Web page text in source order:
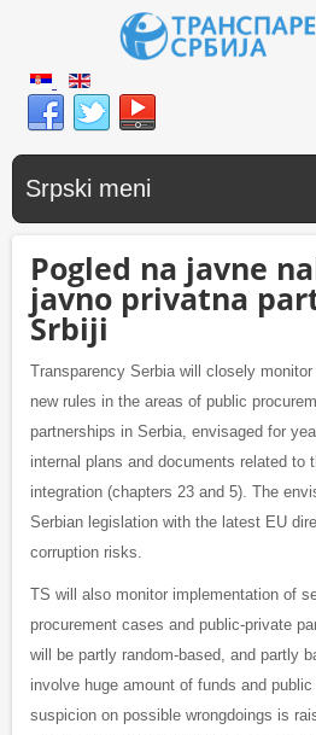
Srpski meni
Pogled na javne
javno privatna
Srbiji
Transparency Serbia will closely
new rules in the areas of public
partnerships in Serbia, envisaged for
internal plans and documents related to
integration (chapters 23 and 5). The
Serbian legislation with the latest EU
corruption risks.
TS will also monitor implementation of
procurement cases and public-private
will be partly random-based, and partly
involve huge amount of funds and
suspicion on possible wrongdoings is